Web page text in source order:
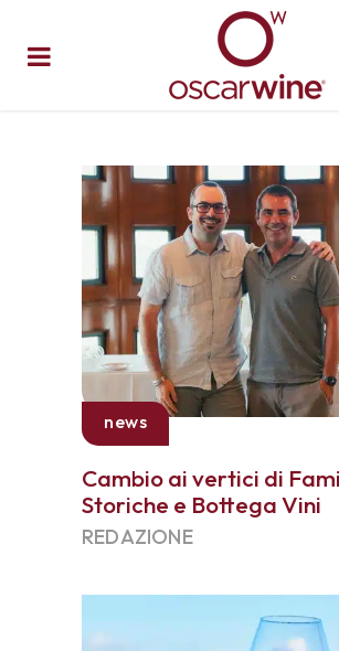
news
Cambio ai vertici di
Storiche e Bottega Vini
REDAZIONE